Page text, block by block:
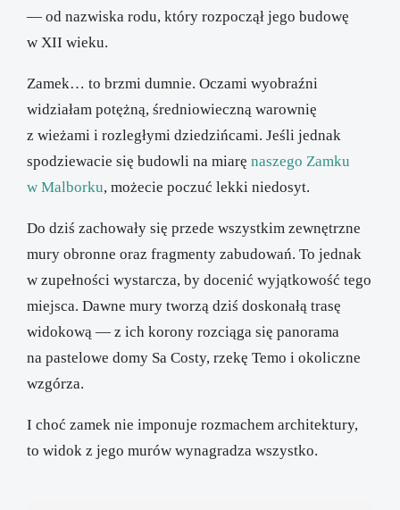
— od nazwiska rodu, który rozpoczął jego budowę
w XII wieku.
Zamek… to brzmi dumnie. Oczami wyobraźni
widziałam potężną, średniowieczną warownię
z wieżami i rozległymi dziedzińcami. Jeśli jednak
spodziewacie się budowli na miarę naszego Zamku
w Malborku, możecie poczuć lekki niedosyt.
Do dziś zachowały się przede wszystkim zewnętrzne
mury obronne oraz fragmenty zabudowań. To jednak
w zupełności wystarcza, by docenić wyjątkowość tego
miejsca. Dawne mury tworzą dziś doskonałą trasę
widokową — z ich korony rozciąga się panorama
na pastelowe domy Sa Costy, rzekę Temo i okoliczne
wzgórza.
I choć zamek nie imponuje rozmachem architektury,
to widok z jego murów wynagradza wszystko.